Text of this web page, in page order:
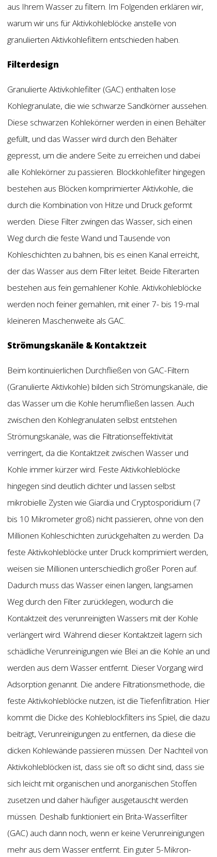
aus Ihrem Wasser zu filtern. Im Folgenden erklären wir,
warum wir uns für Aktivkohleblöcke anstelle von
granulierten Aktivkohlefiltern entschieden haben.
Filterdesign
Granulierte Aktivkohlefilter (GAC) enthalten lose
Kohlegranulate, die wie schwarze Sandkörner aussehen.
Diese schwarzen Kohlekörner werden in einen Behälter
gefüllt, und das Wasser wird durch den Behälter
gepresst, um die andere Seite zu erreichen und dabei
alle Kohlekörner zu passieren. Blockkohlefilter hingegen
bestehen aus Blöcken komprimierter Aktivkohle, die
durch die Kombination von Hitze und Druck geformt
werden. Diese Filter zwingen das Wasser, sich einen
Weg durch die feste Wand und Tausende von
Kohleschichten zu bahnen, bis es einen Kanal erreicht,
der das Wasser aus dem Filter leitet. Beide Filterarten
bestehen aus fein gemahlener Kohle. Aktivkohleblöcke
werden noch feiner gemahlen, mit einer 7- bis 19-mal
kleineren Maschenweite als GAC.
Strömungskanäle & Kontaktzeit
Beim kontinuierlichen Durchfließen von GAC-Filtern
(Granulierte Aktivkohle) bilden sich Strömungskanäle, die
das Wasser um die Kohle herumfließen lassen. Auch
zwischen den Kohlegranulaten selbst entstehen
Strömungskanäle, was die Filtrationseffektivität
verringert, da die Kontaktzeit zwischen Wasser und
Kohle immer kürzer wird. Feste Aktivkohleblöcke
hingegen sind deutlich dichter und lassen selbst
mikrobielle Zysten wie Giardia und Cryptosporidium (7
bis 10 Mikrometer groß) nicht passieren, ohne von den
Millionen Kohleschichten zurückgehalten zu werden. Da
feste Aktivkohleblöcke unter Druck komprimiert werden,
weisen sie Millionen unterschiedlich großer Poren auf.
Dadurch muss das Wasser einen langen, langsamen
Weg durch den Filter zurücklegen, wodurch die
Kontaktzeit des verunreinigten Wassers mit der Kohle
verlängert wird. Während dieser Kontaktzeit lagern sich
schädliche Verunreinigungen wie Blei an die Kohle an und
werden aus dem Wasser entfernt. Dieser Vorgang wird
Adsorption genannt. Die andere Filtrationsmethode, die
feste Aktivkohleblöcke nutzen, ist die Tiefenfiltration. Hier
kommt die Dicke des Kohleblockfilters ins Spiel, die dazu
beiträgt, Verunreinigungen zu entfernen, da diese die
dicken Kohlewände passieren müssen. Der Nachteil von
Aktivkohleblöcken ist, dass sie oft so dicht sind, dass sie
sich leicht mit organischen und anorganischen Stoffen
zusetzen und daher häufiger ausgetauscht werden
müssen. Deshalb funktioniert ein Brita-Wasserfilter
(GAC) auch dann noch, wenn er keine Verunreinigungen
mehr aus dem Wasser entfernt. Ein guter 5-Mikron-